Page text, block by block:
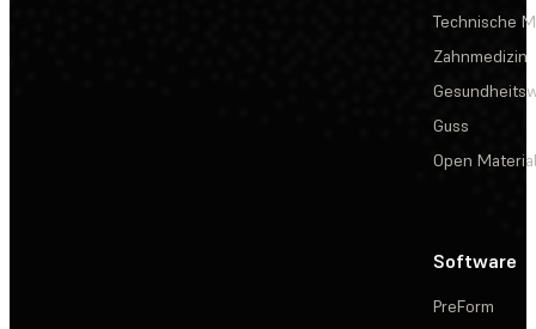
Technische
Zahnmedizin
Guss
Open
Software
PreForm